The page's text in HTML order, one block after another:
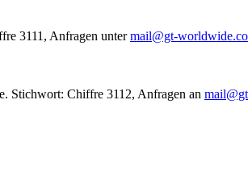
3111, Anfragen untermail@gt-
Stichwort: Chiffre 3112, Anfragen an